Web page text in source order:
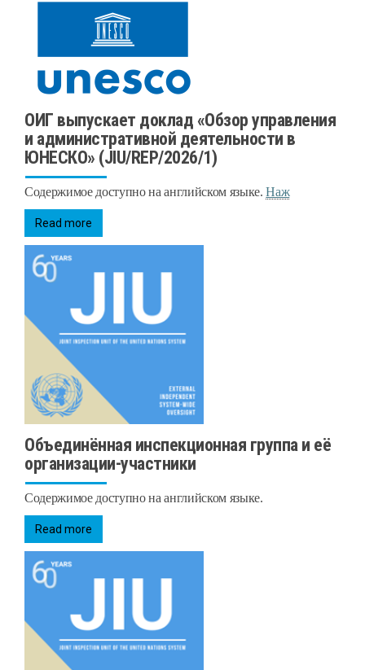
ОИГ выпускает доклад «Обзор управления
и административной деятельности в
ЮНЕСКО» (JIU/REP/2026/1)
Содержимое доступно на английском языке. Наж
Read more
Объединённая инспекционная группа и её
организации-участники
Содержимое доступно на английском языке.
Read more